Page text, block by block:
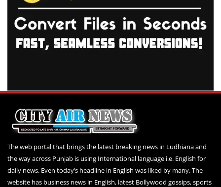
The web portal that brings the latest breaking news in Ludhiana and
the way across Punjab is using International language i.e. English for
daily news. Even today’s headline in English was liked by many. The
website has business news in English, latest Bollywood gossips, sports